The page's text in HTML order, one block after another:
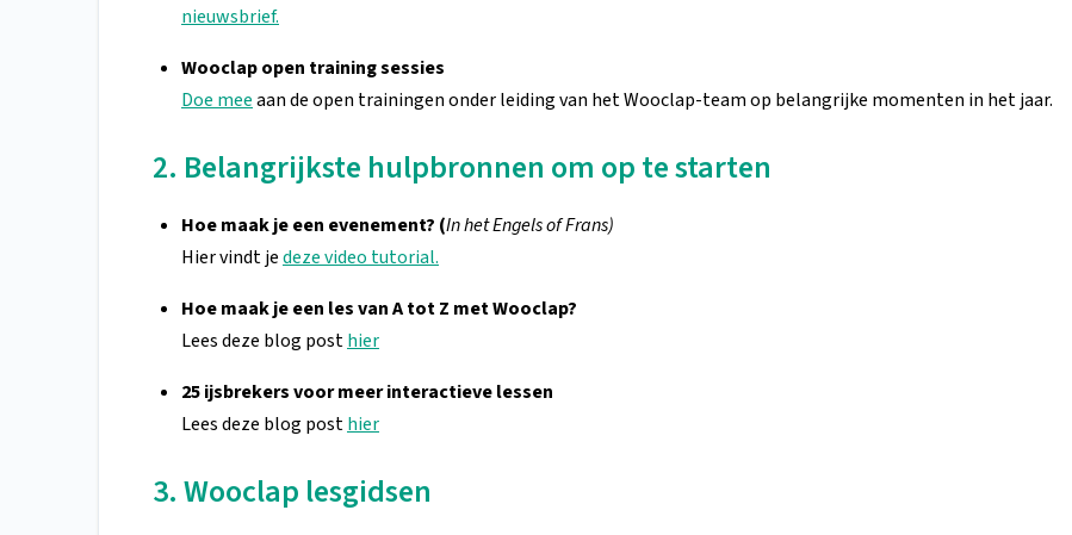
nieuwsbrief.
Wooclap open training sessies
Doe meeaan de open trainingen onder leiding van het Wooclap-team op belangrijke momenten in het jaar.
2. Belangrijkste hulpbronnen om op te starten
Hoe maak je een evenement? (In het Engels of Frans)
Hier vindt jedeze video tutorial.
Hoe maak je een les van A tot Z met Wooclap?
Lees deze blog posthier
25 ijsbrekers voor meer interactieve lessen
Lees deze blog posthier
3. Wooclap lesgidsen